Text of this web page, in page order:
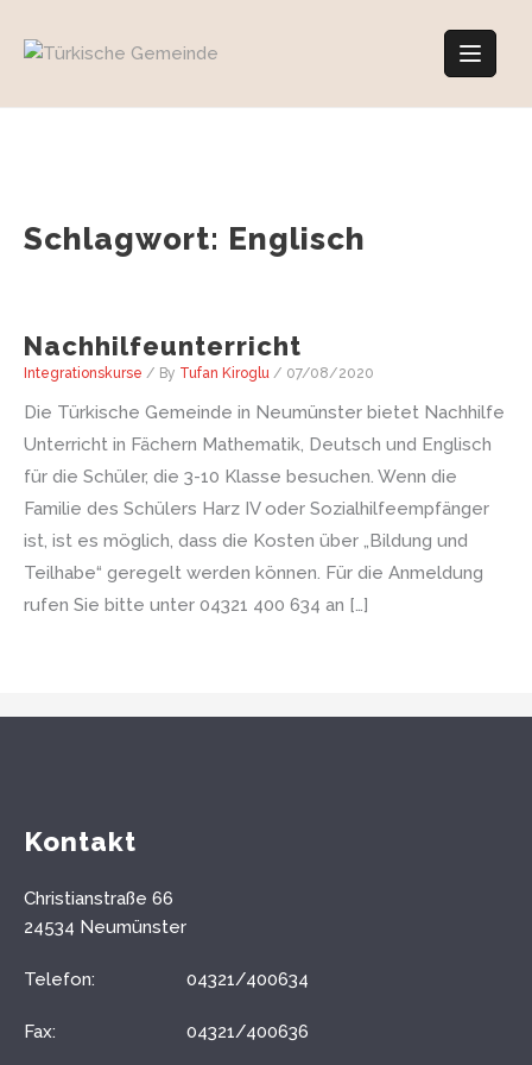
Schlagwort: Englisch
Nachhilfeunterricht
Integrationskurse / By Tufan Kiroglu / 07/08/2020
Die Türkische Gemeinde in Neumünster bietet Nachhilfe
Unterricht in Fächern Mathematik, Deutsch und Englisch
für die Schüler, die 3-10 Klasse besuchen. Wenn die
Familie des Schülers Harz IV oder Sozialhilfeempfänger
ist, ist es möglich, dass die Kosten über „Bildung und
Teilhabe“ geregelt werden können. Für die Anmeldung
rufen Sie bitte unter 04321 400 634 an […]
Kontakt
Christianstraße 66
24534 Neumünster
Telefon: 04321/400634
Fax: 04321/400636